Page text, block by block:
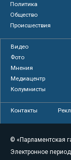
Политика
Общество
Происшествия
Видео
Фото
Мнения
Медиацентр
Колумнисты
Контакты
© «Парламентская
Электронное